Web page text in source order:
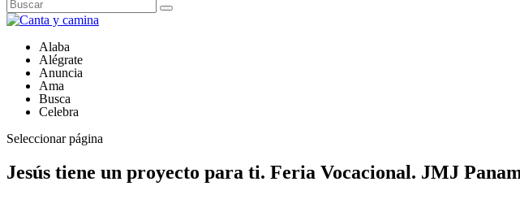
Alaba
Alégrate
Anuncia
Ama
Busca
Celebra
Seleccionar página
Jesús tiene un proyecto para ti. Feria Vocacional. JMJ